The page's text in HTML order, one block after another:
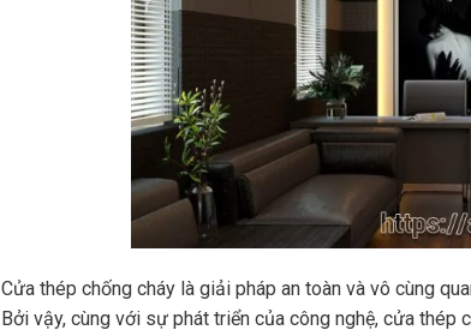
Cửa thép chống cháy là giải pháp an toàn và vô cùng
Bởi vậy, cùng với sự phát triển của công nghệ, cửa